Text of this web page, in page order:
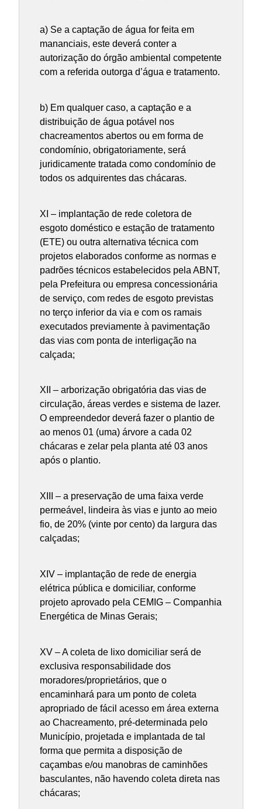
a) Se a captação de água for feita em
mananciais, este deverá conter a
autorização do órgão ambiental competente
com a referida outorga d’água e tratamento.
b) Em qualquer caso, a captação e a
distribuição de água potável nos
chacreamentos abertos ou em forma de
condomínio, obrigatoriamente, será
juridicamente tratada como condomínio de
todos os adquirentes das chácaras.
XI – implantação de rede coletora de
esgoto doméstico e estação de tratamento
(ETE) ou outra alternativa técnica com
projetos elaborados conforme as normas e
padrões técnicos estabelecidos pela ABNT,
pela Prefeitura ou empresa concessionária
de serviço, com redes de esgoto previstas
no terço inferior da via e com os ramais
executados previamente à pavimentação
das vias com ponta de interligação na
calçada;
XII – arborização obrigatória das vias de
circulação, áreas verdes e sistema de lazer.
O empreendedor deverá fazer o plantio de
ao menos 01 (uma) árvore a cada 02
chácaras e zelar pela planta até 03 anos
após o plantio.
XIII – a preservação de uma faixa verde
permeável, lindeira às vias e junto ao meio
fio, de 20% (vinte por cento) da largura das
calçadas;
XIV – implantação de rede de energia
elétrica pública e domiciliar, conforme
projeto aprovado pela CEMIG – Companhia
Energética de Minas Gerais;
XV – A coleta de lixo domiciliar será de
exclusiva responsabilidade dos
moradores/proprietários, que o
encaminhará para um ponto de coleta
apropriado de fácil acesso em área externa
ao Chacreamento, pré-determinada pelo
Município, projetada e implantada de tal
forma que permita a disposição de
caçambas e/ou manobras de caminhões
basculantes, não havendo coleta direta nas
chácaras;